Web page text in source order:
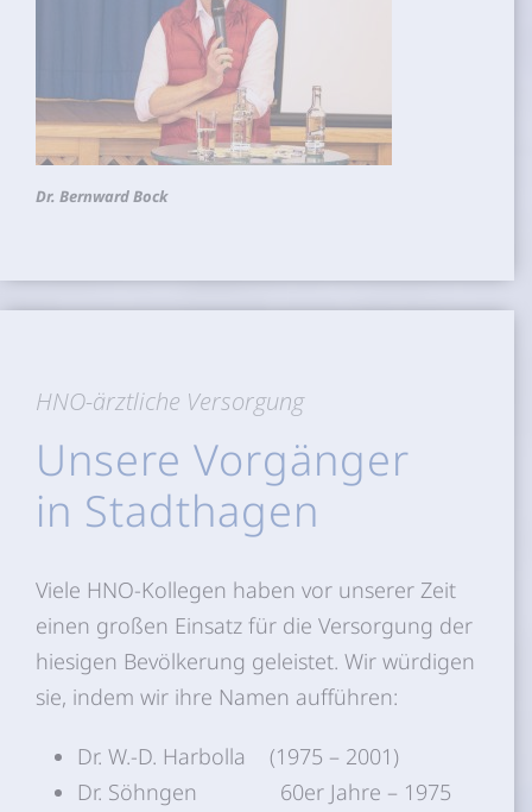
Dr. Bernward Bock
HNO-ärztliche Versorgung
Unsere Vorgänger
in Stadthagen
Viele HNO-Kollegen haben vor unserer Zeit
einen großen Einsatz für die Versorgung der
hiesigen Bevölkerung geleistet. Wir würdigen
sie, indem wir ihre Namen aufführen:
Dr. W.-D. Harbolla (1975 – 2001)
Dr. Söhngen 60er Jahre – 1975